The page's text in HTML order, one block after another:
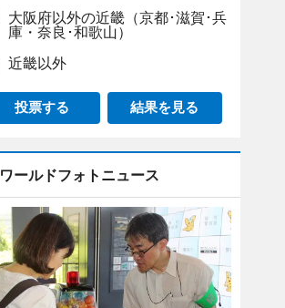
大阪府以外の近畿（京都･滋賀･兵
庫・奈良･和歌山）
近畿以外
投票する 結果を見る
ワールドフォトニュース